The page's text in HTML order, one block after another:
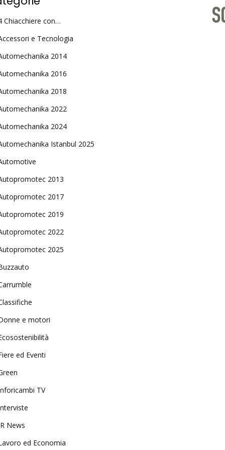
Chiacchiere con…
e Tecnologia
2014
2016
2018
2022
2024
Istanbul 2025
2013
2017
2019
2022
2025
e motori
ed Eventi
TV
News
ed Economia